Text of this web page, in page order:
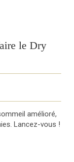
le Dry
amélioré,
Lancez-vous !